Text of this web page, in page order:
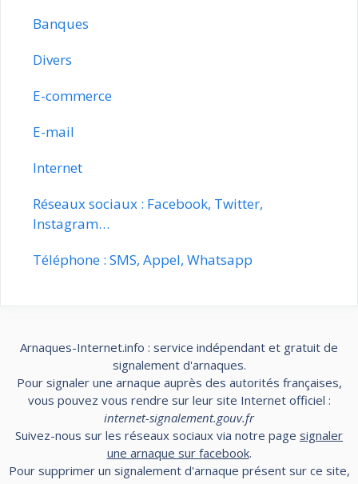
Banques
Divers
E-commerce
E-mail
Internet
Réseaux sociaux : Facebook, Twitter,
Instagram…
Téléphone : SMS, Appel, Whatsapp
Arnaques-Internet.info : service indépendant et gratuit de
signalement d'arnaques.
Pour signaler une arnaque auprès des autorités françaises,
vous pouvez vous rendre sur leur site Internet officiel :
internet-signalement.gouv.fr
Suivez-nous sur les réseaux sociaux via notre page signaler
une arnaque sur facebook.
Pour supprimer un signalement d'arnaque présent sur ce site,